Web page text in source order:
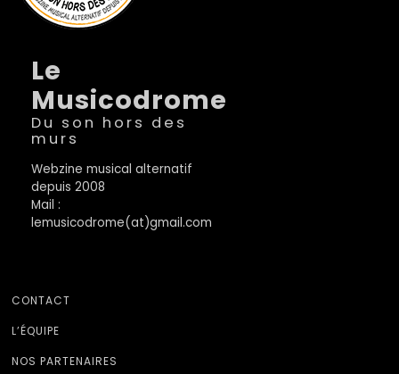
Le
Musicodrome
Du son hors des
murs
Webzine musical alternatif
depuis 2008
Mail :
lemusicodrome(at)gmail.com
CONTACT
L’ÉQUIPE
NOS PARTENAIRES